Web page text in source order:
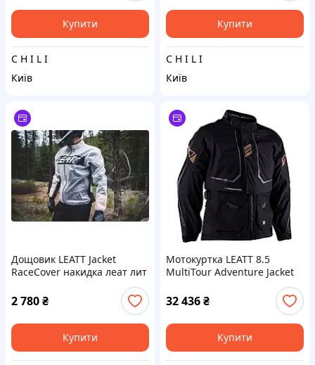
Купити
C H I L I
Київ
Купити
C H I L I
Київ
Дощовик LEATT Jacket
RaceCover накидка леат лит
2 780₴
Купити
Мотокуртка LEATT 8.5
MultiTour Adventure Jacket
32 436₴
Купити